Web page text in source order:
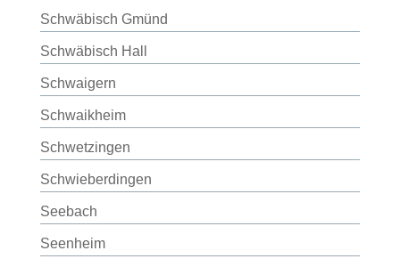
Schwäbisch Gmünd
Schwäbisch Hall
Schwaigern
Schwaikheim
Schwetzingen
Schwieberdingen
Seebach
Seenheim